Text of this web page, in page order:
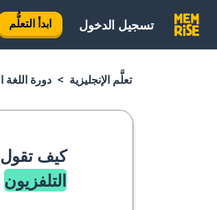
تسجيل الدخول ابدأ التعلُّم
تعلَّم الإنجليزية دورة اللغة
كيف تقول
التلفزيون